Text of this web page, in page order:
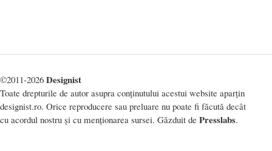
©2011-2026 Designist
Toate drepturile de autor asupra conținutului acestui website aparțin
designist.ro. Orice reproducere sau preluare nu poate fi făcută decât
cu acordul nostru și cu menționarea sursei. Găzduit de Presslabs.